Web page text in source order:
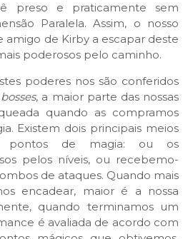
preso e praticamente sem
Paralela. Assim, o nosso
amigo de Kirby a escapar deste
poderosos pelo caminho.
poderes nos são conferidos
bosses, a maior parte das nossas
quando as compramos
Existem dois principais meios
pontos de magia: ou os
pelos níveis, ou recebemo-
de ataques. Quando mais
encadear, maior é a nossa
quando terminamos um
é avaliada de acordo com